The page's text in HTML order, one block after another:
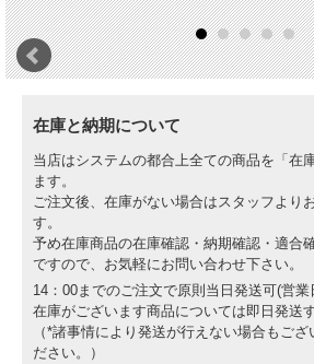
在庫と納期について
当店はシステムの都合上全ての商品を「在
ます。
ご注文後、在庫がない場合はスタッフより
す。
予め在庫商品の在庫確認・納期確認・適合
ですので、お気軽にお問い合わせ下さい。
14：00までのご注文で原則当日発送可(営業
在庫がございます商品については即日発送
（*諸事情により発送が行えない場合もござ
ださい。）